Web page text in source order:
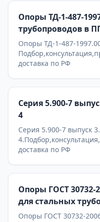
Опоры ТД-1-487-
трубопроводов в
Опоры ТД-1-487-
доставка по РФ
Серия 5.900-7
4
Серия 5.900-7 выпуск
доставка по РФ
Опоры ГОСТ 30732-
для стальных
Опоры ГОСТ 30732-